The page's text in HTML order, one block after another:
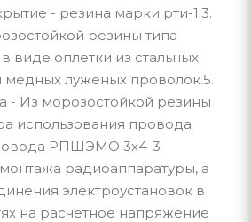
- резина марки рти-1.3.
резины типа
виде оплетки из стальных
медных луженых проволок.5.
- Из морозостойкой резины
использования провода
РПШЭМО 3х4-3
радиоаппаратуры, а
электроустановок в
на расчетное напряжение